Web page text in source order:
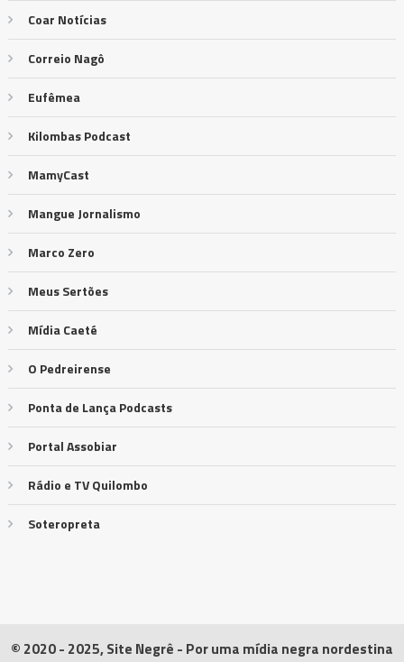
Coar Notícias
Correio Nagô
Eufêmea
Kilombas Podcast
MamyCast
Mangue Jornalismo
Marco Zero
Meus Sertões
Mídia Caeté
O Pedreirense
Ponta de Lança Podcasts
Portal Assobiar
Rádio e TV Quilombo
Soteropreta
© 2020 - 2025, Site Negrê - Por uma mídia negra nordestina